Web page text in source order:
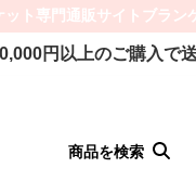
ット 専門通販サイト ブラン
円以上のご購入で
商品を検索